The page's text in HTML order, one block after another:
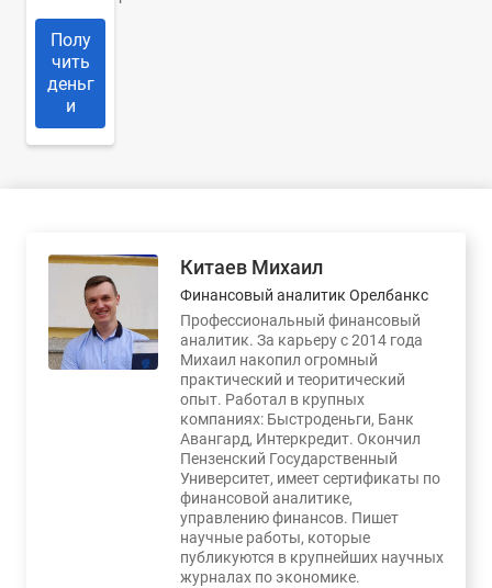
Полу
чить
деньг
и
Китаев Михаил
Финансовый аналитик Орелбанкс
Профессиональный финансовый
аналитик. За карьеру с 2014 года
Михаил накопил огромный
практический и теоритический
опыт. Работал в крупных
компаниях: Быстроденьги, Банк
Авангард, Интеркредит. Окончил
Пензенский Государственный
Университет, имеет сертификаты по
финансовой аналитике,
управлению финансов. Пишет
научные работы, которые
публикуются в крупнейших научных
журналах по экономике.